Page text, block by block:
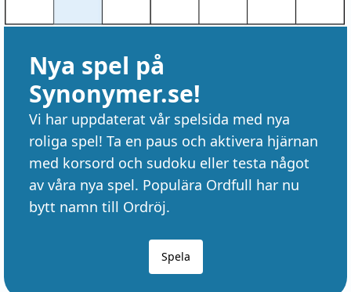
Nya spel på
Synonymer.se!
Vi har uppdaterat vår spelsida med nya
roliga spel! Ta en paus och aktivera hjärnan
med korsord och sudoku eller testa något
av våra nya spel. Populära Ordfull har nu
bytt namn till Ordröj.
Spela